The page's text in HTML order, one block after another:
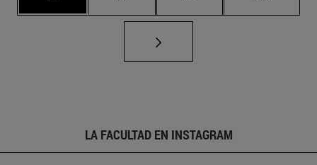
LA FACULTAD EN INSTAGRAM